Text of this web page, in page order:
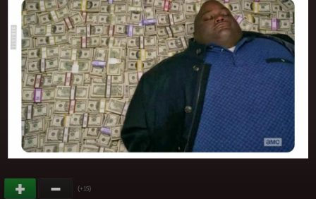
(+15)